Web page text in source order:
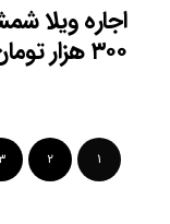
اجاره ویلا
۳۰۰ هزار تومان
۱ ۲